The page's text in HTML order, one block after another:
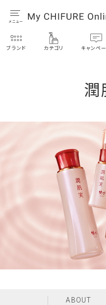
ブランド カテゴリ キャンペー
潤
ABOUT